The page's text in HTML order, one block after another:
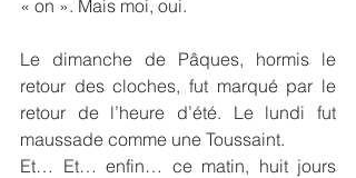
« on ». Mais moi, oui.
Le dimanche de Pâques, hormis le
retour des cloches, fut marqué par le
retour de l’heure d’été. Le lundi fut
maussade comme une Toussaint.
Et… Et… enfin… ce matin, huit jours